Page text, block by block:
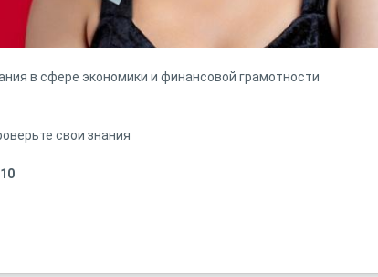
в сфере экономики и финансовой грамотности
свои знания
10